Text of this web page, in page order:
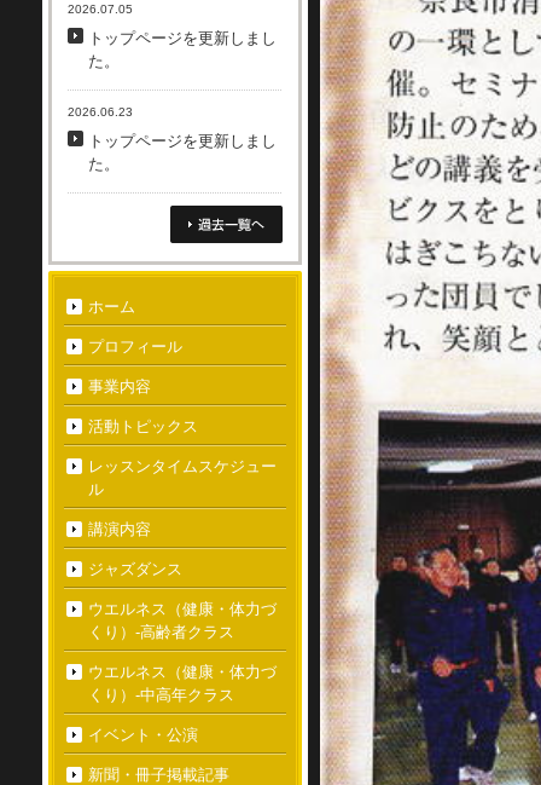
2026.07.05
トップページを更新しまし
た。
2026.06.23
トップページを更新しまし
た。
ホーム
プロフィール
事業内容
活動トピックス
レッスンタイムスケジュー
ル
講演内容
ジャズダンス
ウエルネス（健康・体力づ
くり）-高齢者クラス
ウエルネス（健康・体力づ
くり）-中高年クラス
イベント・公演
新聞・冊子掲載記事